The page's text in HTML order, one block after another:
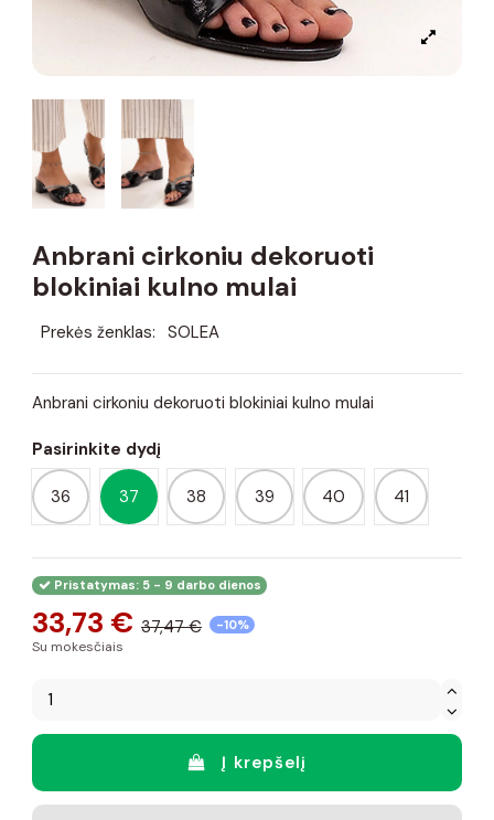
Anbrani cirkoniu dekoruoti
blokiniai kulno mulai
Prekės ženklas: SOLEA
Anbrani cirkoniu dekoruoti blokiniai kulno mulai
Pasirinkite dydį
36 37 38 39 40 41
Pristatymas: 5 - 9 darbo dienos
33,73 € 37,47 € -10%
Su mokesčiais
Į krepšelį